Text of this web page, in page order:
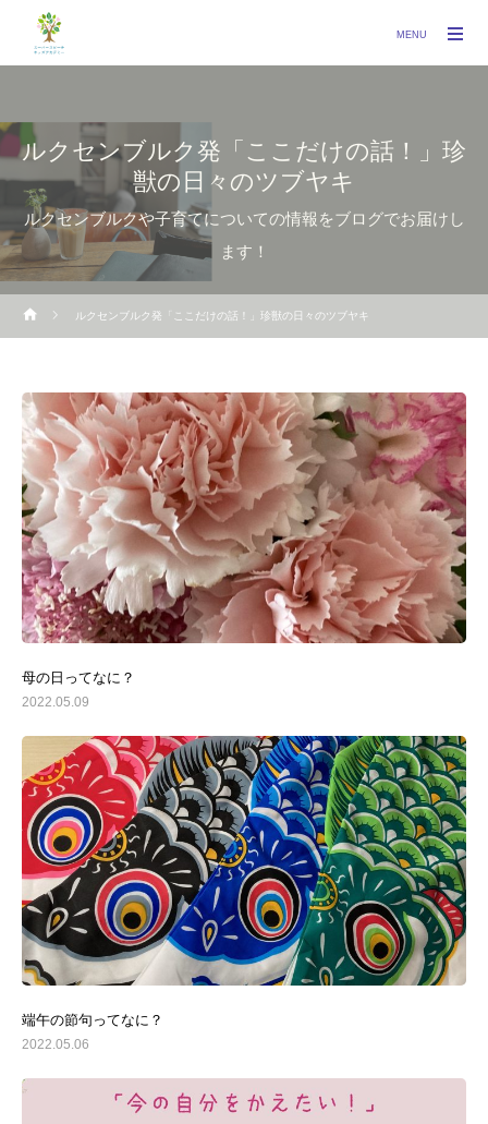
ルクセンブルク発「ここだけの話！」珍
獣の日々のツブヤキ
ルクセンブルクや子育てについての情報をブログでお届けし
ます！
ルクセンブルク発「ここだけの話！」珍獣の日々のツブヤキ
母の日ってなに？
2022.05.09
端午の節句ってなに？
2022.05.06
MENU